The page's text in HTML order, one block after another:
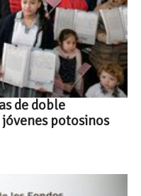
de doble
potosinos